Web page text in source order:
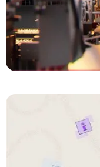
Vanderlande